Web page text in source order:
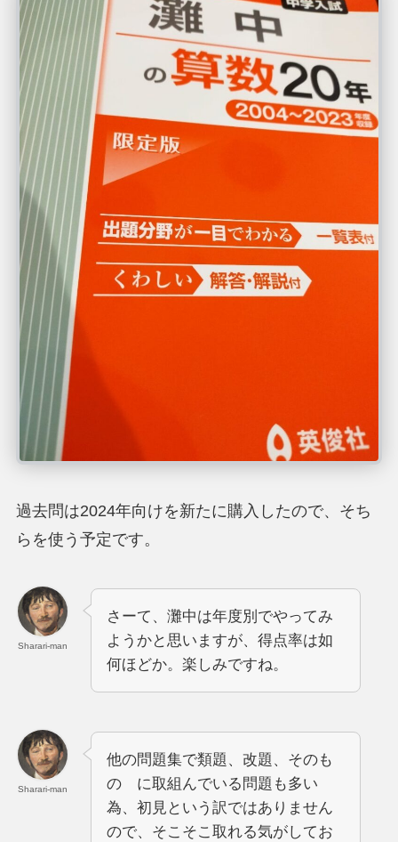
過去問は2024年向けを新たに購入したので、そち
らを使う予定です。
Sharari-man
さーて、灘中は年度別でやってみ
ようかと思いますが、得点率は如
何ほどか。楽しみですね。
Sharari-man
他の問題集で類題、改題、そのも
の に取組んでいる問題も多い
為、初見という訳ではありません
ので、そこそこ取れる気がしてお